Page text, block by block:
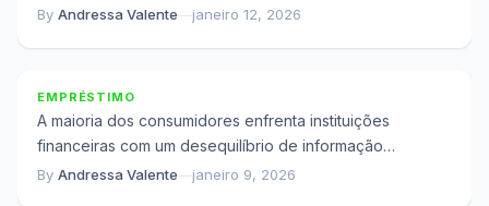
Pesquisa de Endividamento e Inadimplência do
By Andressa Valente—janeiro 12, 2026
Por Que Quem Se Prepara Poupa Mais de 40 Mil
EMPRÉSTIMO
A maioria dos consumidores enfrenta instituições
financeiras com um desequilíbrio de informação
significativo. Os bancos possuem algoritmos complexos,
By Andressa Valente—janeiro 9, 2026
A Escolha de Empréstimo Que Pode Custar R$ 24